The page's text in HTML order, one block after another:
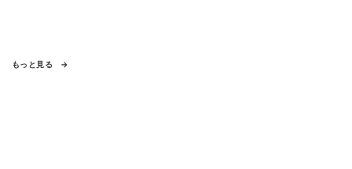
もっと見る